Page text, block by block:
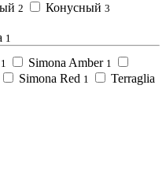
2 Конусный 3
1
1 Simona Amber 1
Simona Red 1 Terraglia